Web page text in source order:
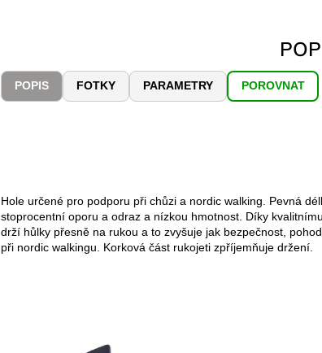
POPIS FOTKY PARAMETRY POROVNAT
Hole určené pro podporu při chůzi a nordic walking. Pevná
stoprocentní oporu a odraz a nízkou hmotnost. Díky
drží hůlky přesně na rukou a to zvyšuje jak bezpečnost,
při nordic walkingu. Korková část rukojeti zpříjemňuje držení.